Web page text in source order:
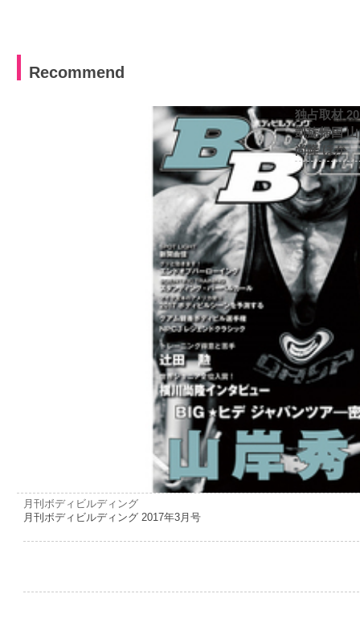
Recommend
独占取材
凱旋帰国
尚隆 ほか
月刊ボディビルディング
月刊ボディビルディング 2017年3月号